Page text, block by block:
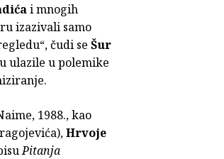
i mnogih
izazivali samo
čudi se Šur
ulazile u polemike
1988., kao
Hrvoje
Pitanja